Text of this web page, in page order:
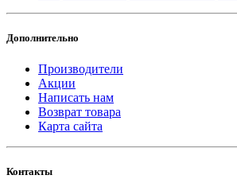
Дополнительно
Производители
Акции
Написать нам
Возврат товара
Карта сайта
Контакты